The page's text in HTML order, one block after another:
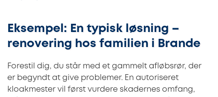
Eksempel: En typisk løsning –
renovering hos familien i Brande
Forestil dig, du står med et gammelt afløbsrør, der
er begyndt at give problemer. En autoriseret
kloakmester vil først vurdere skadernes omfang,